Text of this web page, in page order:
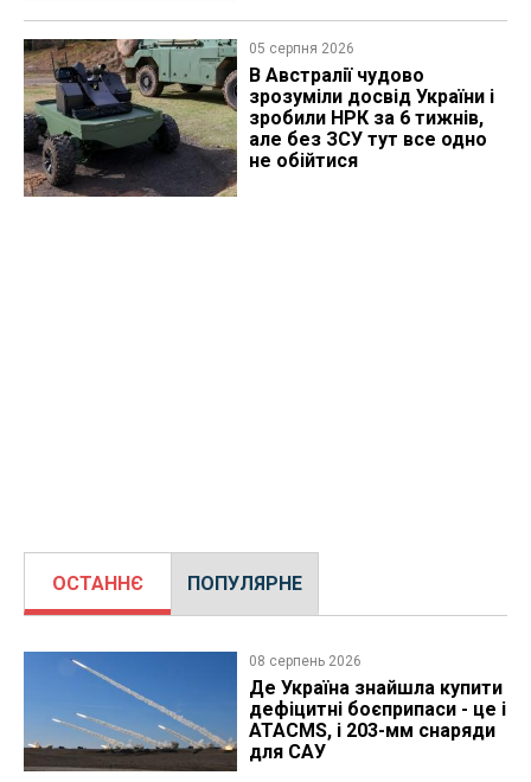
05 серпня 2026
В Австралії чудово
зрозуміли досвід України і
зробили НРК за 6 тижнів,
але без ЗСУ тут все одно
не обійтися
ОСТАННЄ ПОПУЛЯРНЕ
08 серпень 2026
Де Україна знайшла купити
дефіцитні боєприпаси - це і
ATACMS, і 203-мм снаряди
для САУ